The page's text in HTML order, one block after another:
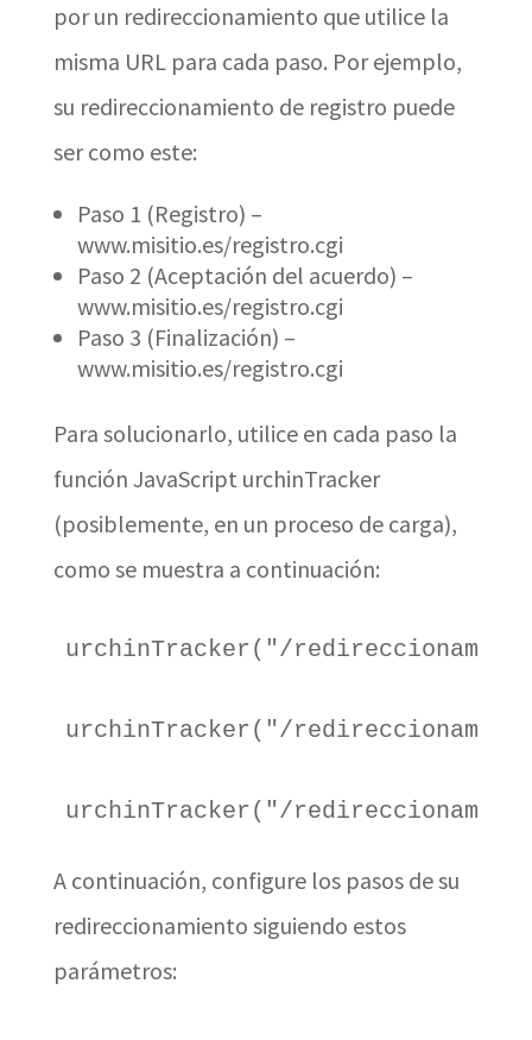
por un redireccionamiento que utilice la
misma URL para cada paso. Por ejemplo,
su redireccionamiento de registro puede
ser como este:
Paso 1 (Registro) –
www.misitio.es/registro.cgi
Paso 2 (Aceptación del acuerdo) –
www.misitio.es/registro.cgi
Paso 3 (Finalización) –
www.misitio.es/registro.cgi
Para solucionarlo, utilice en cada paso la
función JavaScript urchinTracker
(posiblemente, en un proceso de carga),
como se muestra a continuación:
urchinTracker("/
urchinTracker("/
urchinTracker("/
A continuación, configure los pasos de su
redireccionamiento siguiendo estos
parámetros: